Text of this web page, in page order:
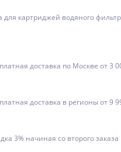
для картриджей водяного
доставка по Москве от 3
доставка в регионы от 9
3% начиная со второго заказа